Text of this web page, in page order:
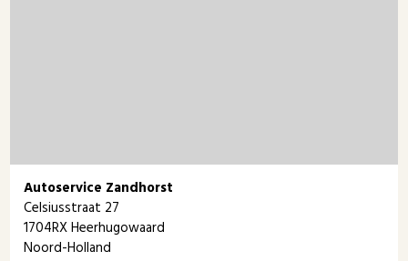
Autoservice Zandhorst
Celsiusstraat 27
1704RX Heerhugowaard
Noord-Holland